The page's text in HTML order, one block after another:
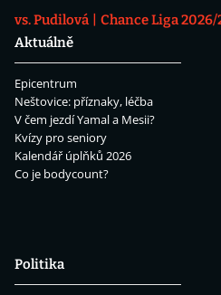
vs. Pudilová
Chance Liga 2026/
Aktuálně
Epicentrum
Neštovice: příznaky, léčba
V čem jezdí Yamal a Mesii?
Kvízy pro seniory
Kalendář úplňků 2026
Co je bodycount?
Politika